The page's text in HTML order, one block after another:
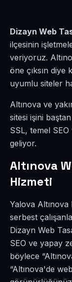
Dizayn Web
ilçesinin
veriyoruz.
öne çıksın
uyumlu siteler
Altınova ve
sitesi işini
SSL, temel SEO
geliyor.
Altınova
Hizmeti
Yalova Altınova
serbest
Dizayn Web
SEO ve yapay
böylece
“Altınova'de